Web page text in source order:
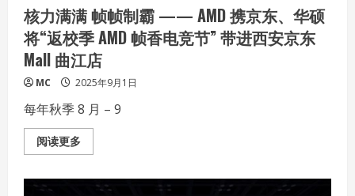
AI
工
作
站
SMART
AI
Hub
核力满满 帧帧制霸 —— AMD 携京东、华硕
将“返校季 AMD 帧香电竞节” 带进西安京东
Mall 曲江店
MC 2025年9月1日
每年秋季 8 月 – 9
阅读更多Read
more